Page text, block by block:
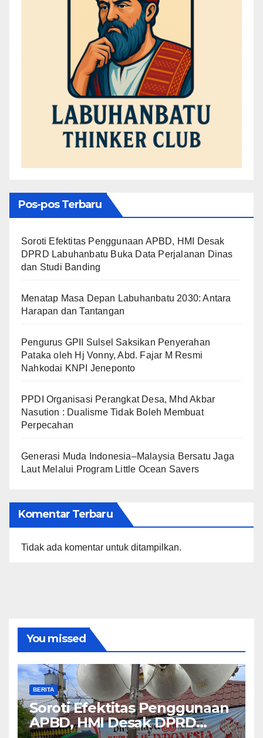
Pos-pos Terbaru
Soroti Efektitas Penggunaan APBD, HMI Desak
DPRD Labuhanbatu Buka Data Perjalanan Dinas
dan Studi Banding
Menatap Masa Depan Labuhanbatu 2030: Antara
Harapan dan Tantangan
Pengurus GPII Sulsel Saksikan Penyerahan
Pataka oleh Hj Vonny, Abd. Fajar M Resmi
Nahkodai KNPI Jeneponto
PPDI Organisasi Perangkat Desa, Mhd Akbar
Nasution : Dualisme Tidak Boleh Membuat
Perpecahan
Generasi Muda Indonesia–Malaysia Bersatu Jaga
Laut Melalui Program Little Ocean Savers
Komentar Terbaru
Tidak ada komentar untuk ditampilkan.
You missed
BERITA
Soroti Efektitas Penggunaan
APBD, HMI Desak DPRD